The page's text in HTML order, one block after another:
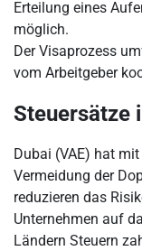
Erteilung eines
möglich.
Der Visaprozess
vom Arbeitgeber
Steuersätze
Dubai (VAE) hat
Vermeidung der
reduzieren das
Unternehmen auf
Ländern Steuern